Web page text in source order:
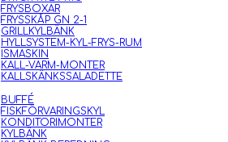
FRYSBOXAR
FRYSSKÅP GN 2-1
GRILLKYLBÄNK
HYLLSYSTEM-KYL-FRYS-RUM
ISMASKIN
KALL-VARM-MONTER
KALLSKÄNKSSALADETTE
BUFFÉ
FISKFÖRVARINGSKYL
KONDITORIMONTER
KYLBÄNK